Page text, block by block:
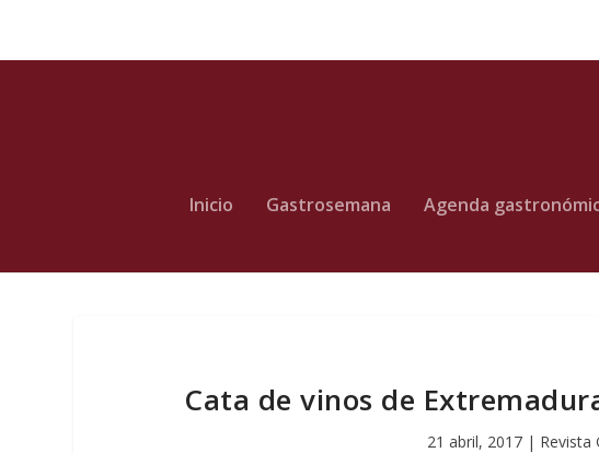
Inicio Gastrosemana Agenda
Cata de vinos de
21 abril, 2017 | Revista